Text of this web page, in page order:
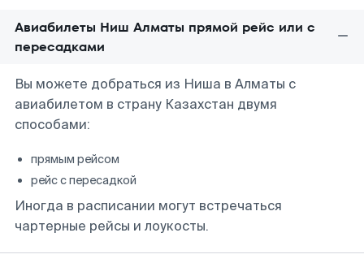
Авиабилеты Ниш Алматы прямой рейс или с
пересадками
Вы можете добраться из Ниша в Алматы с
авиабилетом в страну Казахстан двумя
способами:
прямым рейсом
рейс с пересадкой
Иногда в расписании могут встречаться
чартерные рейсы и лоукосты.